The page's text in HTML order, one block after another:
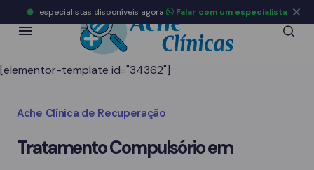
[elementor-template id="34362"]
Ache Clínica de Recuperação
Tratamento Compulsório em
especialistas disponíveis agora Falar com um especialista